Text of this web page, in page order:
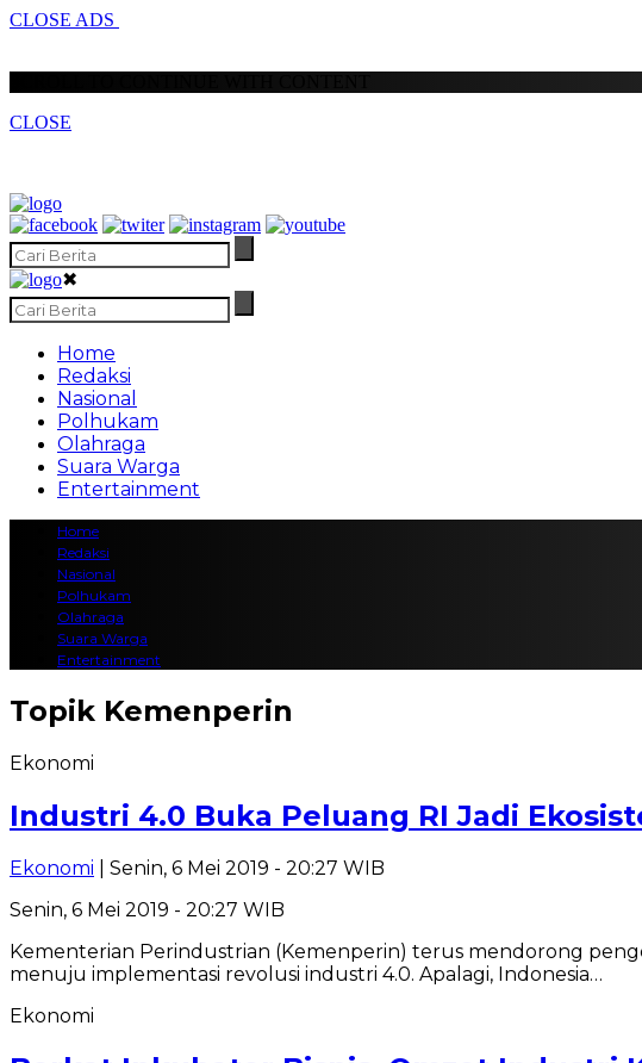
CLOSE ADS
CLOSE
✖
Home
Redaksi
Nasional
Polhukam
Olahraga
Suara Warga
Entertainment
Home
Redaksi
Nasional
Polhukam
Olahraga
Suara Warga
Entertainment
Topik Kemenperin
Ekonomi
Industri 4.0 Buka Peluang RI Jadi
Ekonomi | Senin, 6 Mei 2019 - 20:27 WIB
Senin, 6 Mei 2019 - 20:27 WIB
Kementerian Perindustrian (Kemenperin) terus mendorong
menuju implementasi revolusi industri 4.0. Apalagi, Indonesia…
Ekonomi